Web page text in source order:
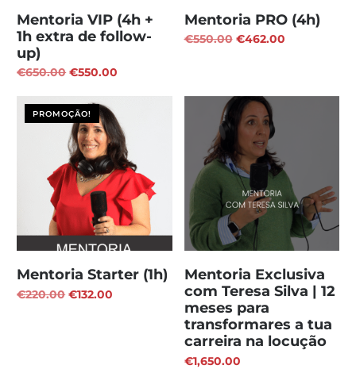
Mentoria VIP (4h +
1h extra de follow-
up)
€650.00 €550.00
Mentoria PRO (4h)
€550.00 €462.00
PROMOÇÃO!
Mentoria Starter (1h)
€220.00 €132.00
Mentoria Exclusiva
com Teresa Silva | 12
meses para
transformares a tua
carreira na locução
€1,650.00